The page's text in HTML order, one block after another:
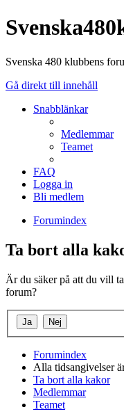
Svenska 480 klubbens
Gå direkt till innehåll
Snabblänkar
Medlemmar
Teamet
FAQ
Logga in
Bli medlem
Forumindex
Ta bort alla
Är du säker på att du vill
forum?
Forumindex
Alla tidsangivelser
Ta bort alla kakor
Medlemmar
Teamet